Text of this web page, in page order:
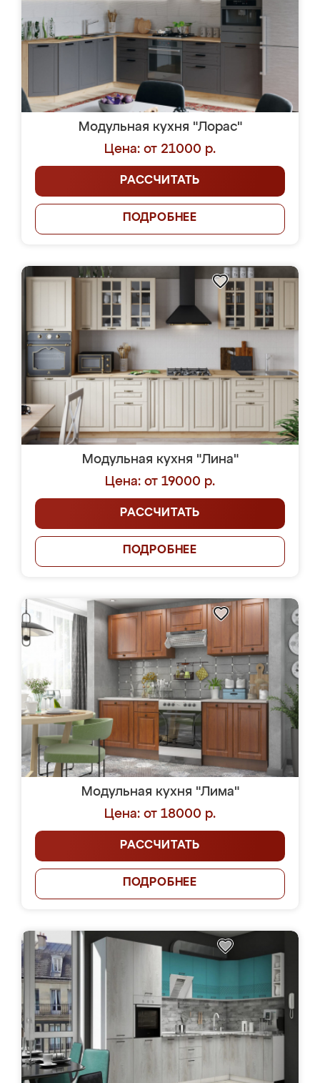
Модульная кухня "Лорас"
Цена: от 21000 р.
РАССЧИТАТЬ
ПОДРОБНЕЕ
Модульная кухня "Лина"
Цена: от 19000 р.
РАССЧИТАТЬ
ПОДРОБНЕЕ
Модульная кухня "Лима"
Цена: от 18000 р.
РАССЧИТАТЬ
ПОДРОБНЕЕ